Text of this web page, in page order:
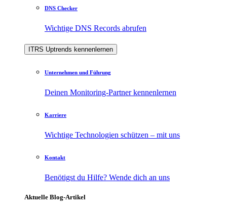
DNS Checker
Wichtige DNS Records abrufen
ITRS Uptrends kennenlernen
Unternehmen und Führung
Deinen Monitoring-Partner kennenlernen
Karriere
Wichtige Technologien schützen – mit uns
Kontakt
Benötigst du Hilfe? Wende dich an uns
Aktuelle Blog-Artikel